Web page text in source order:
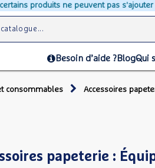
peuvent pas s'ajouter au panier car
Besoin d’aide ?BlogQui
consommables Accessoires
papeterie :